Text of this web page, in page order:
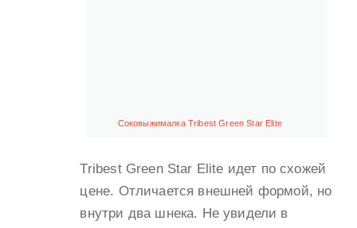
Соковыжималка Tribest Green Star Elite
Tribest Green Star Elite идет по схожей
цене. Отличается внешней формой, но
внутри два шнека. Не увидели в